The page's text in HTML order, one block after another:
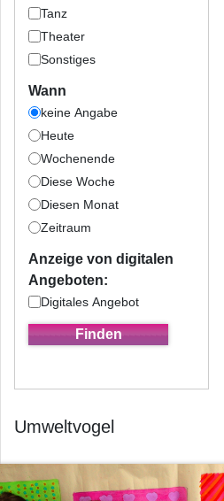
Tanz
Theater
Sonstiges
Wann
keine Angabe
Heute
Wochenende
Diese Woche
Diesen Monat
Zeitraum
Anzeige von digitalen
Angeboten:
Digitales Angebot
Umweltvogel